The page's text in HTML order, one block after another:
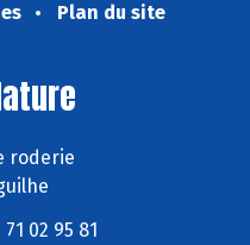
Plan du site
roderie
71 02 95 81